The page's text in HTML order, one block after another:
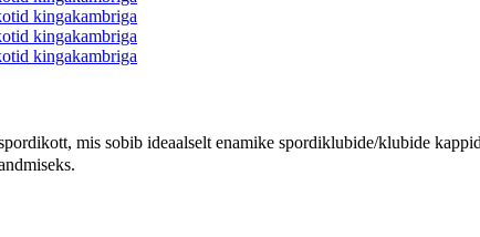
mis sobib ideaalselt enamike spordiklubide/klubide